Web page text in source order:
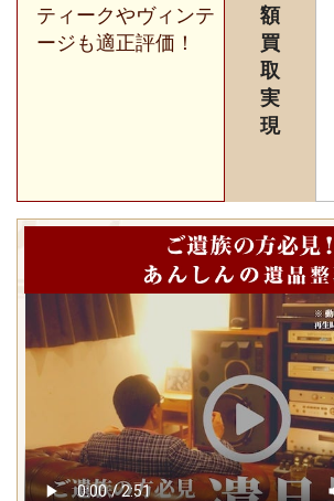
ティークやヴィンテ
ージも適正評価！
額
買
取
実
現